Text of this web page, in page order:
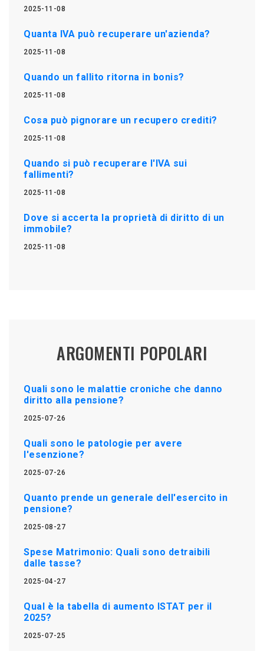
2025-11-08
Quanta IVA può recuperare un'azienda?
2025-11-08
Quando un fallito ritorna in bonis?
2025-11-08
Cosa può pignorare un recupero crediti?
2025-11-08
Quando si può recuperare l'IVA sui
fallimenti?
2025-11-08
Dove si accerta la proprietà di diritto di un
immobile?
2025-11-08
ARGOMENTI POPOLARI
Quali sono le malattie croniche che danno
diritto alla pensione?
2025-07-26
Quali sono le patologie per avere
l'esenzione?
2025-07-26
Quanto prende un generale dell'esercito in
pensione?
2025-08-27
Spese Matrimonio: Quali sono detraibili
dalle tasse?
2025-04-27
Qual è la tabella di aumento ISTAT per il
2025?
2025-07-25